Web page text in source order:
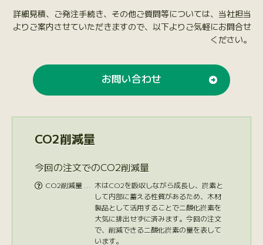
詳細見積、ご発注手続き、その他ご質問等については、当社担当
よりご案内させていただきますので、以下よりご気軽にお問合せ
ください。
お問い合わせ
CO2削減量
今回の注文でのCO2削減量
 CO2削減量 …
木はCO2を吸収しながら成長し、炭素と
して内部に蓄える性質があるため、木材
製品として活用することで二酸化炭素を
大気に排出せずに済みます。今回の注文
で、削減できる二酸化炭素の量を表して
います。